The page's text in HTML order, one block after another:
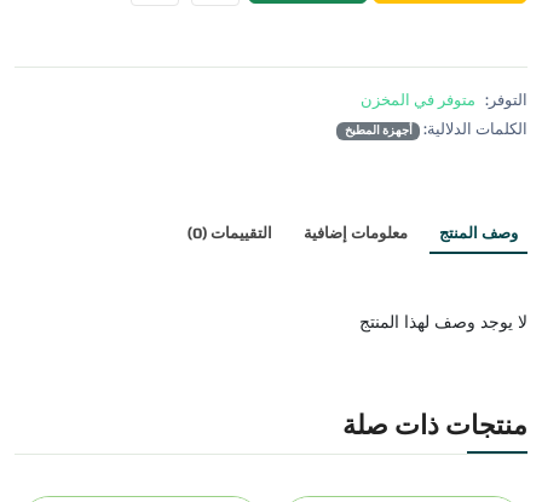
التوفر: متوفر في المخزن
الكلمات الدلالية:
أجهزة المطبخ
وصف المنتج معلومات إضافية التقييمات (0)
لا يوجد وصف لهذا المنتج
منتجات ذات صلة